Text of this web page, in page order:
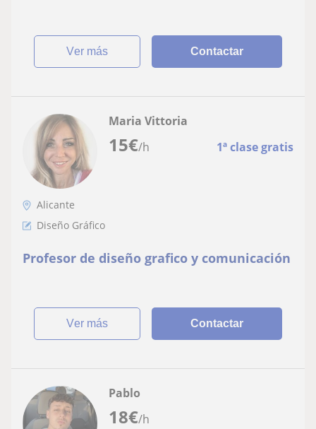
ver más Contactar
15€/h 1ª clase gratis
Maria Vittoria
Alicante
Diseño Gráfico
Profesor de diseño grafico y comunicación
ver más Contactar
18€/h
Pablo